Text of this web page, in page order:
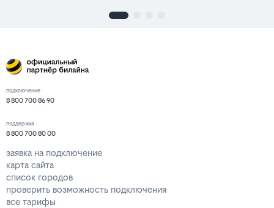
подключение
8 800 700 86 90
поддержка
8 800 700 80 00
заявка на подключение
карта сайта
список городов
проверить возможность подключения
все тарифы